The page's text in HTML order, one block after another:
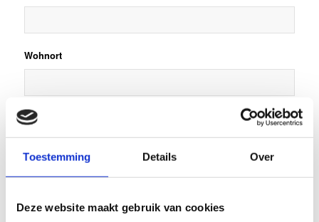
Toestemming Details Over
Deze website maakt gebruik van cookies
Wohnort
Telefonnummer
E-Mailadresse *